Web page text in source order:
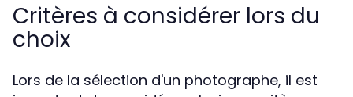
Critères à considérer lors du
choix
Lors de la sélection d'un photographe, il est